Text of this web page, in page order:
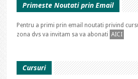
Primeste Noutati prin Email
Pentru a primi prin email noutati privind
zona dvs va invitam sa va abonati AICI
Cursuri